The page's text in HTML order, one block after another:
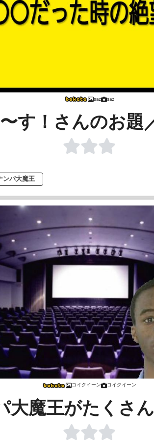
saz saz
す！さんのお題
ンパ大魔王
コイクイーン コイクイーン
大魔王がたくさ